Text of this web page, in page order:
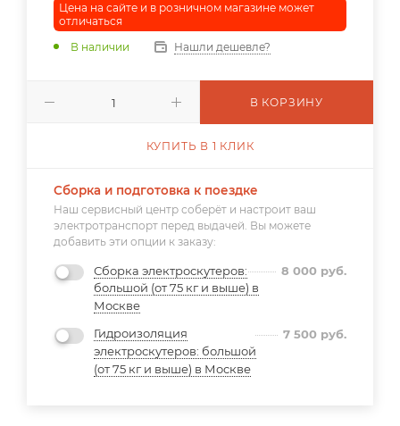
Цена на сайте и в розничном магазине может
отличаться
В наличии
Нашли дешевле?
В КОРЗИНУ
КУПИТЬ В 1 КЛИК
Сборка и подготовка к поездке
Наш сервисный центр соберёт и настроит ваш
электротранспорт перед выдачей. Вы можете
добавить эти опции к заказу:
Сборка электроскутеров:
большой (от 75 кг и выше) в
Москве
8 000 руб.
Гидроизоляция
электроскутеров: большой
(от 75 кг и выше) в Москве
7 500 руб.